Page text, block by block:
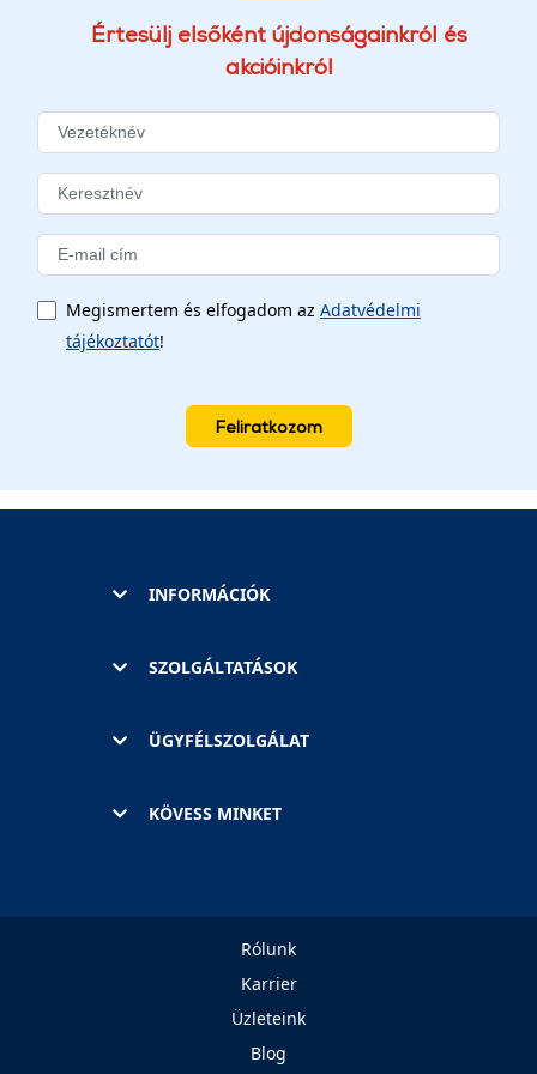
Értesülj elsőként újdonságainkról és
akcióinkról
Megismertem és elfogadom az Adatvédelmi
tájékoztatót!
Feliratkozom
INFORMÁCIÓK
SZOLGÁLTATÁSOK
ÜGYFÉLSZOLGÁLAT
KÖVESS MINKET
Rólunk
Karrier
Üzleteink
Blog